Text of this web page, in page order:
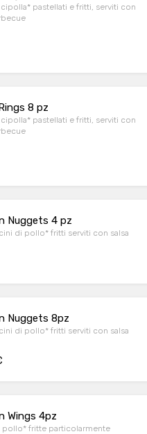
pastellati e fritti, serviti con
8 pz
pastellati e fritti, serviti con
Nuggets 4 pz
di pollo* fritti serviti con salsa
Nuggets 8pz
di pollo* fritti serviti con salsa
Wings 4pz
pollo* fritte particolarmente